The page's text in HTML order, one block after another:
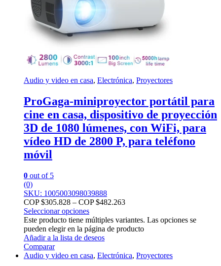
Audio y video en casa, Electrónica, Proyectores
ProGaga-miniproyector portátil para
cine en casa, dispositivo de proyección
3D de 1080 lúmenes, con WiFi, para
vídeo HD de 2800 P, para teléfono
móvil
0 out of 5
(0)
SKU: 1005003098039888
COP $305.828 – COP $482.263
Seleccionar opciones
Este producto tiene múltiples variantes. Las opciones se
pueden elegir en la página de producto
Añadir a la lista de deseos
Comparar
Audio y video en casa, Electrónica, Proyectores